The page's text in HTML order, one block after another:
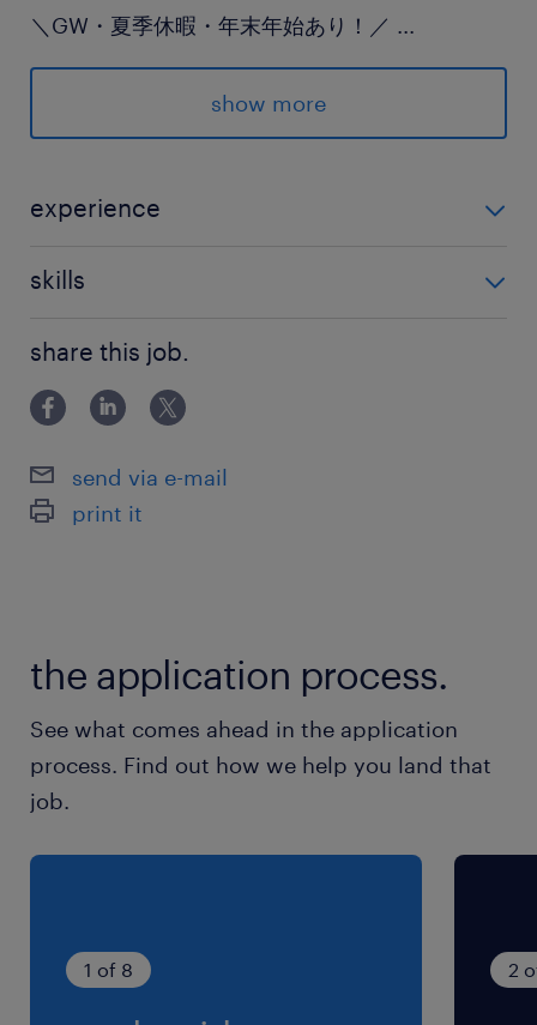
＼GW・夏季休暇・年末年始あり！／ ...
学校と同じカレンダーなのがポイント◎
家族でのお出かけ予定も立てやすく、
家事もゆとりをもってこなせます。
～ご応募お待ちしております～
派遣先の特徴
配属先は新設されたばかりのフレッシュな部署な
ので、裁量をもって働けます♪
あなたの経験・知識が活きる環境ですよ。
最寄駅
JR左沢線／羽前高松駅（車4分）
平日のみ週5日勤務／年末年始・GW・夏季休暇
就業時間
8:00-17:00（実働7時間45分・休憩75分）
show more
experience
Word・Excel：入力・編集・表の作成など基本操作
skills
share this job.
send via e-mail
print it
the application process.
See what comes ahead in the application
process. Find out how we help you land that
job.
1 of 8 2